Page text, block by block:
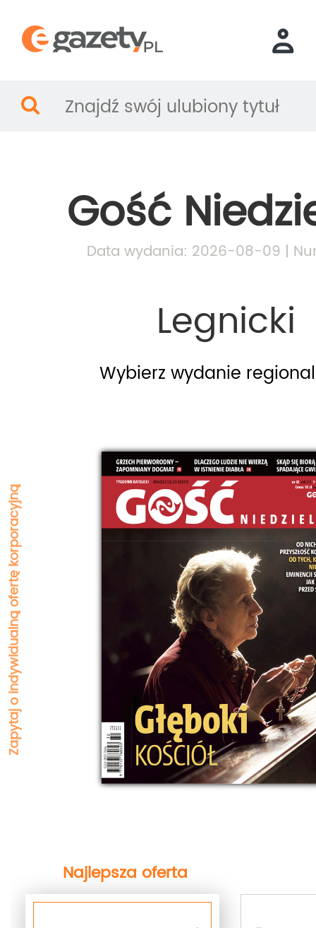
Gość
Data wydania: 2026-08-09 |
Legnicki
Zapytaj o indywidualną ofertę korporacyjną
Najlepsza oferta